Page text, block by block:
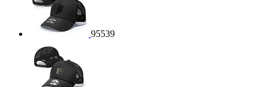
95539